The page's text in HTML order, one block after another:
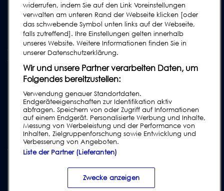
Bedienungsanleitungen
Industrie Ratgeber
ältere Produkte
Tragen Sie sich in unsere Mailing-Liste ein
Datenschutzrichtlinien|Haftungsausschluss
Lieferantenbedingungen
Transparency Statement|Verstoß gegen den Verhaltenskodex melden
widerrufen, indem Sie auf den Link Voreinstellungen
verwalten am unteren Rand der Webseite klicken [oder
das schwebende Symbol unten links auf der Webseite,
falls zutreffend]. Ihre Einstellungen gelten innerhalb
unseres Website. Weitere Informationen finden Sie in
unserer Datenschutzerklärung.
Wir und unsere Partner verarbeiten Daten, um
Folgendes bereitzustellen:
Verwendung genauer Standortdaten.
Endgeräteeigenschaften zur Identifikation aktiv
abfragen. Speichern von oder Zugriff auf Informationen
auf einem Endgerät. Personalisierte Werbung und Inhalte,
Messung von Werbeleistung und der Performance von
Inhalten, Zielgruppenforschung sowie Entwicklung und
Verbesserung von Angeboten.
Liste der Partner (Lieferanten)
Zwecke anzeigen